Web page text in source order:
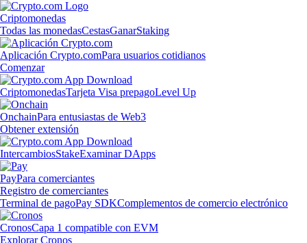
Criptomonedas
Todas las monedasCestasGanarStaking
Aplicación Crypto.comPara usuarios cotidianos
Comenzar
CriptomonedasTarjeta Visa prepagoLevel Up
OnchainPara entusiastas de Web3
Obtener extensión
IntercambiosStakeExaminar DApps
PayPara comerciantes
Registro de comerciantes
Terminal de pagoPay SDKComplementos de comercio electrónico
CronosCapa 1 compatible con EVM
Explorar Cronos